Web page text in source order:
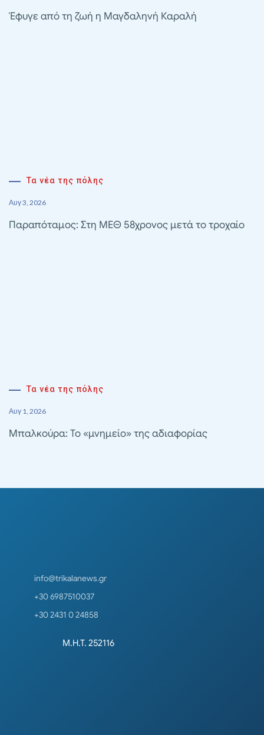
Έφυγε από τη ζωή η Μαγδαληνή Καραλή
Τα νέα της πόλης
Αυγ 3, 2026
Παραπόταμος: Στη ΜΕΘ 58χρονος μετά το τροχαίο
Τα νέα της πόλης
Αυγ 1, 2026
Μπαλκούρα: Το «μνημείο» της αδιαφορίας
info@trikalanews.gr
+30 6987510037
+30 2431 0 24858
Μ.Η.Τ. 252116